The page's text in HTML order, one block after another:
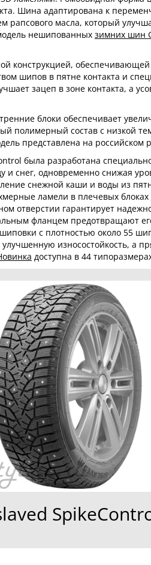
Шина адаптирована к
масла, который
нешипованных зимних шин
конструкцией,
шипов в пятне контакта и
зацеп в зоне контакта, а
блоки обеспечивает
полимерный состав с низкой
представлена на российском
была разработана
снег, одновременно снижая
снежной каши и воды из
ламели в плечевых
отверстии гарантирует
фланцем предотвращают
с плотностью около 55
износостойкость, а
доступна в 44